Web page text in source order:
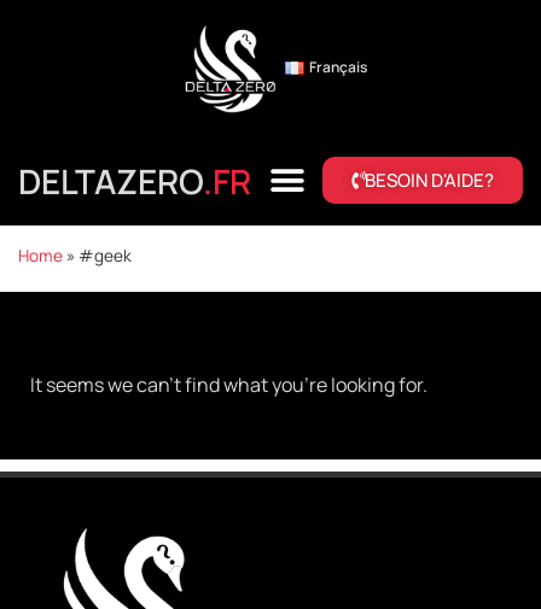
Français
DELTAZERO.FR BESOIN D'AIDE?
Home » #geek
It seems we can't find what you're looking for.